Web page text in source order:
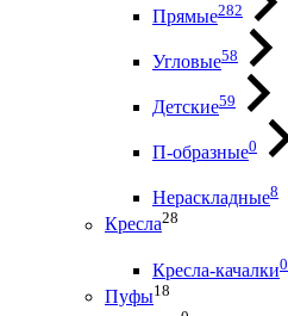
Прямые282
Угловые58
Детские59
П-образные0
Нераскладные8
Кресла28
Кресла-качалки0
Пуфы18